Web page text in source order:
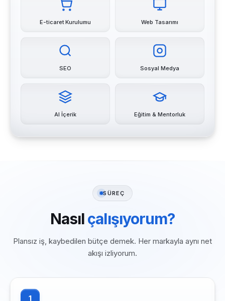
E-ticaret Kurulumu Web Tasarımı
SEO Sosyal Medya
AI İçerik Eğitim & Mentorluk
SÜREÇ
Nasılçalışıyorum?
Plansız iş, kaybedilen bütçe demek. Her markayla aynı net
akışı izliyorum.
1